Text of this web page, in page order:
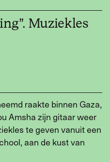
Muziekles
raakte binnen Gaza,
Amsha zijn gitaar weer
te geven vanuit een
aan de kust van